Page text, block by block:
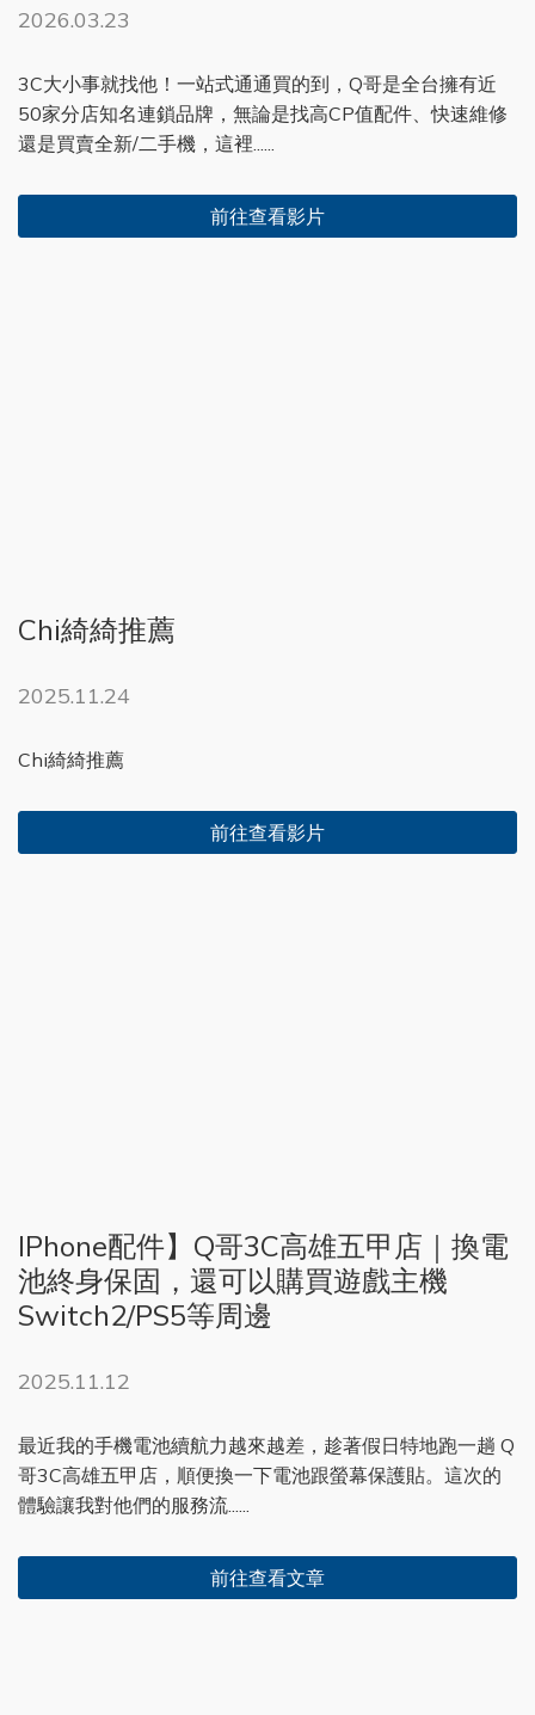
2026.03.23
3C大小事就找他！一站式通通買的到，Q哥是全台擁有近
50家分店知名連鎖品牌，無論是找高CP值配件、快速維修
還是買賣全新/二手機，這裡......
前往查看影片
Chi綺綺推薦
2025.11.24
Chi綺綺推薦
前往查看影片
IPhone配件】Q哥3C高雄五甲店｜換電
池終身保固，還可以購買遊戲主機
Switch2/PS5等周邊
2025.11.12
最近我的手機電池續航力越來越差，趁著假日特地跑一趟 Q
哥3C高雄五甲店，順便換一下電池跟螢幕保護貼。這次的
體驗讓我對他們的服務流......
前往查看文章